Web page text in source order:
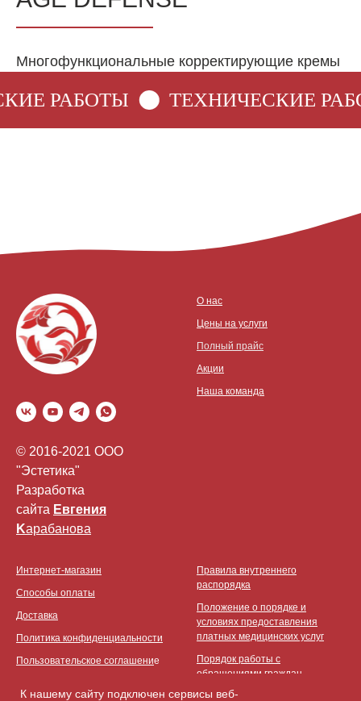
Многофункциональные корректирующие кремы
РАБОТЫ ТЕХНИЧЕСКИЕ
© 2016-2021 ООО
"Эстетика"
Разработка
сайта Eвгения
Kарабанова
О нас
Цены на услуги
Полный прайс
Акции
Наша команда
Интернет-магазин
Способы оплаты
Доставка
Политика конфиденциальности
Пользовательское соглашениe
Правила внутреннего
распорядка
Положение о порядке и
условиях предоставления
платных медицинских услуг
Порядок работы с
обращениями граждан
Политика обработки и защиты
К нашему сайту подключен сервисы веб-